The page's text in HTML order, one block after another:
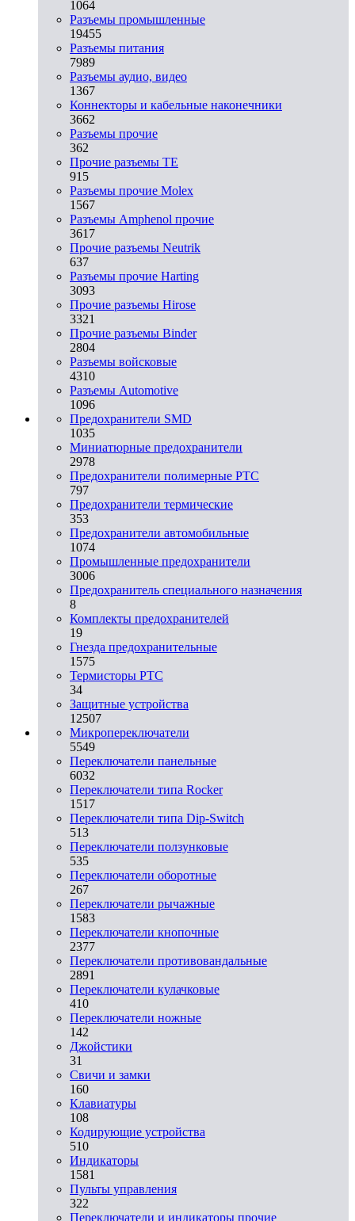
1064
Разъeмы промышленные
19455
Разъeмы питания
7989
Разъeмы аудио, видео
1367
Коннекторы и кабельные наконечники
3662
Разъeмы прочие
362
Прочие разъемы TE
915
Разъемы прочие Molex
1567
Разъемы Amphenol прочие
3617
Прочие разъемы Neutrik
637
Разъемы прочие Harting
3093
Прочие разъемы Hirose
3321
Прочие разъемы Binder
2804
Разъемы войсковые
4310
Разъeмы Automotive
1096
Предохранители SMD
1035
Миниатюрные предохранители
2978
Предохранители полимерные PTC
797
Предохранители термические
353
Предохранители автомобильные
1074
Промышленные предохранители
3006
Предохранитель специального назначения
8
Комплекты предохранителей
19
Гнезда предохранительные
1575
Термисторы PTC
34
Защитные устройства
12507
Микропереключатели
5549
Переключатели панельные
6032
Переключатели типа Rocker
1517
Переключатели типа Dip-Switch
513
Переключатели ползунковые
535
Переключатели оборотные
267
Переключатели рычажные
1583
Переключатели кнопочные
2377
Переключатели противовандальные
2891
Переключатели кулачковые
410
Переключатели ножные
142
Джойстики
31
Свичи и замки
160
Клавиатуры
108
Кодирующие устройства
510
Индикаторы
1581
Пульты управления
322
Переключатели и индикаторы прочие